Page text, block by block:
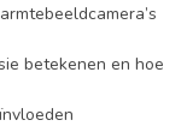
betekenen en hoe